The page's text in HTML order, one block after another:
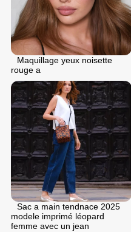
Maquillage yeux noisette
rouge a
Sac a main tendnace 2025
modele imprimé léopard
femme avec un jean